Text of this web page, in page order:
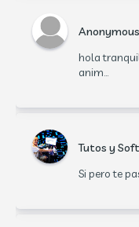
Anonymous
hola
anim...
Tutos y Soft
Si pero te